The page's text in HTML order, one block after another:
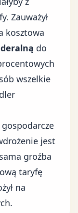
Zauważył
kosztowa
do
wszelkie
jest
groźba
taryfę
na